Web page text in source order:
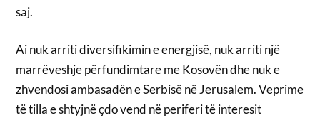
saj.
Ai nuk arriti diversifikimin e energjisë, nuk arriti një
marrëveshje përfundimtare me Kosovën dhe nuk e
zhvendosi ambasadën e Serbisë në Jerusalem. Veprime
të tilla e shtyjnë çdo vend në periferi të interesit